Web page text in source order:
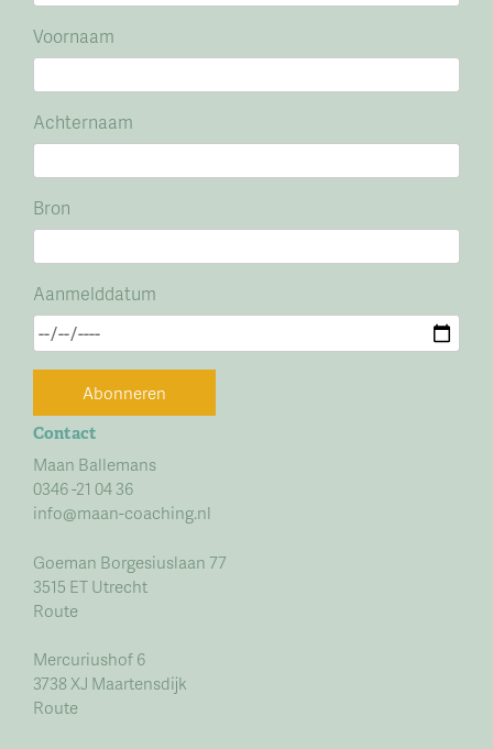
Voornaam
Achternaam
Bron
Aanmelddatum
Abonneren
Contact
Maan Ballemans
0346 -21 04 36
info@maan-coaching.nl
Goeman Borgesiuslaan 77
3515 ET Utrecht
Route
Mercuriushof 6
3738 XJ Maartensdijk
Route